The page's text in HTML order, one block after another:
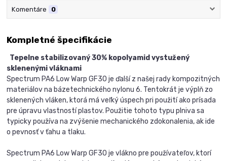
Komentáre 0
Kompletné špecifikácie
Tepelne stabilizovaný 30% kopolyamid vystužený
sklenenými vláknami
Spectrum PA6 Low Warp GF30 je ďalší z našej rady kompozitných
materiálov na bázetechnického nylonu 6. Tentokrát je výplň zo
sklenených vláken, ktorá má veľký úspech pri použití ako prísada
pre úpravu vlastností plastov. Použitie tohoto typu plniva sa
typicky používa na zvýšenie mechanického zdokonalenia, ak ide
o pevnosť v ťahu a tlaku.
Spectrum PA6 Low Warp GF30 je vlákno pre používateľov, ktorí